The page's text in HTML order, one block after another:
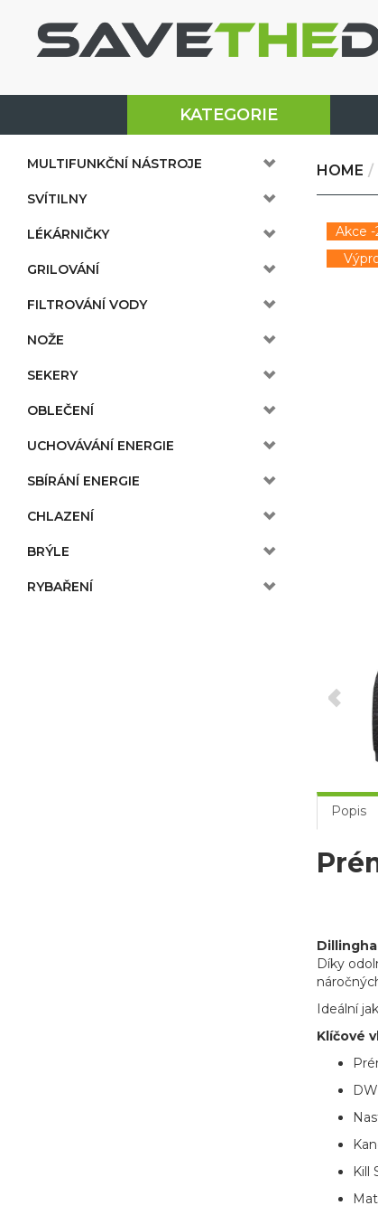
KATEGORIE
MULTIFUNKČNÍ NÁSTROJE
SVÍTILNY
LÉKÁRNIČKY
GRILOVÁNÍ
FILTROVÁNÍ VODY
NOŽE
SEKERY
OBLEČENÍ
UCHOVÁVÁNÍ ENERGIE
SBÍRÁNÍ ENERGIE
CHLAZENÍ
BRÝLE
RYBAŘENÍ
HOME
Akce -
Popis
Díky
Ideální
Klíčové
Kill